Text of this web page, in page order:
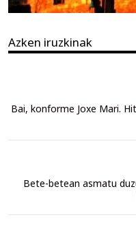
Azken iruzkinak
Bai, konforme Joxe Mari.
Bete-betean asmatu